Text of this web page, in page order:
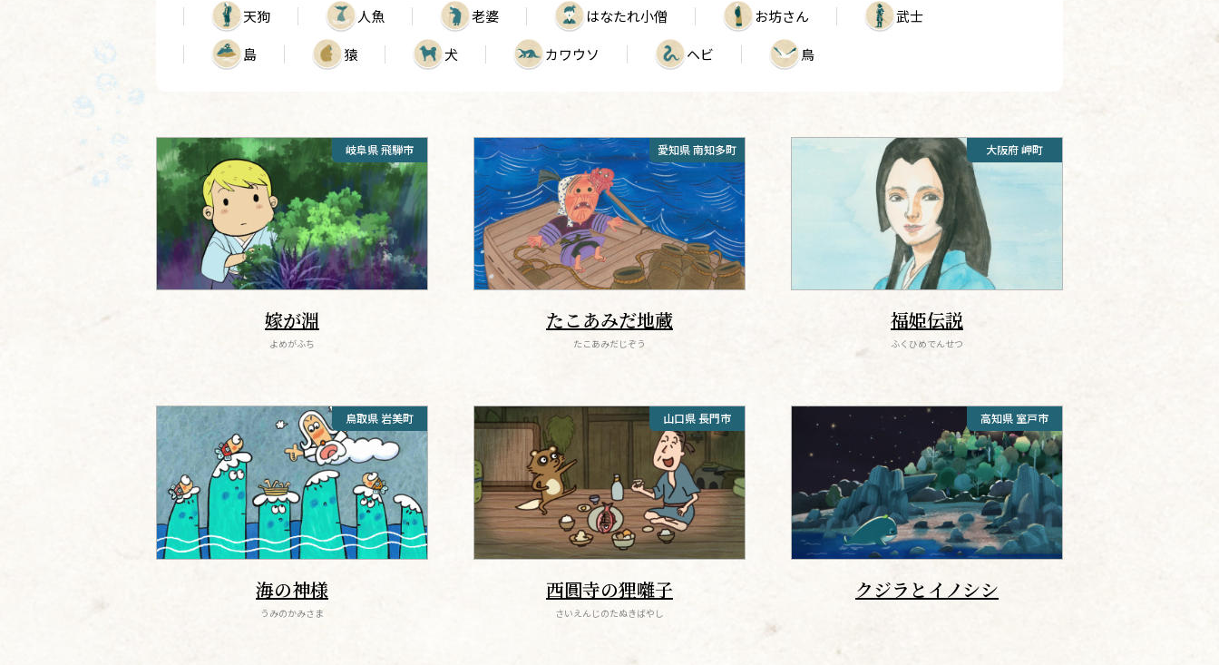
天狗
人魚 老婆 はなたれ小僧 お坊さん
武士
島
猿 犬 カワウソ ヘビ 鳥
岐阜県 飛騨市
嫁が淵
よめがふち
愛知県 南知多町
たこあみだ地蔵
たこあみだじぞう
大阪府 岬町
福姫伝説
ふくひめでんせつ
鳥取県 岩美町
海の神様
うみのかみさま
山口県 長門市
西圓寺の狸囃子
さいえんじのたぬきばやし
高知県 室戸市
クジラとイノシシ